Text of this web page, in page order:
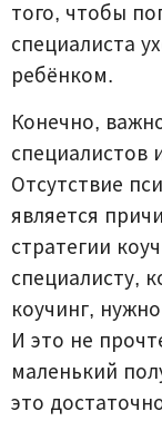
того, чтобы
специалиста
ребёнком.
Конечно,
специалистов
Отсутствие
является
стратегии
специалисту,
коучинг,
И это не
маленький
это